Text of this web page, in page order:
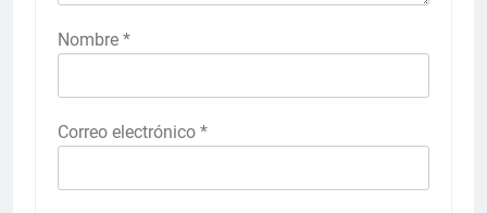
Nombre *
Correo electrónico *